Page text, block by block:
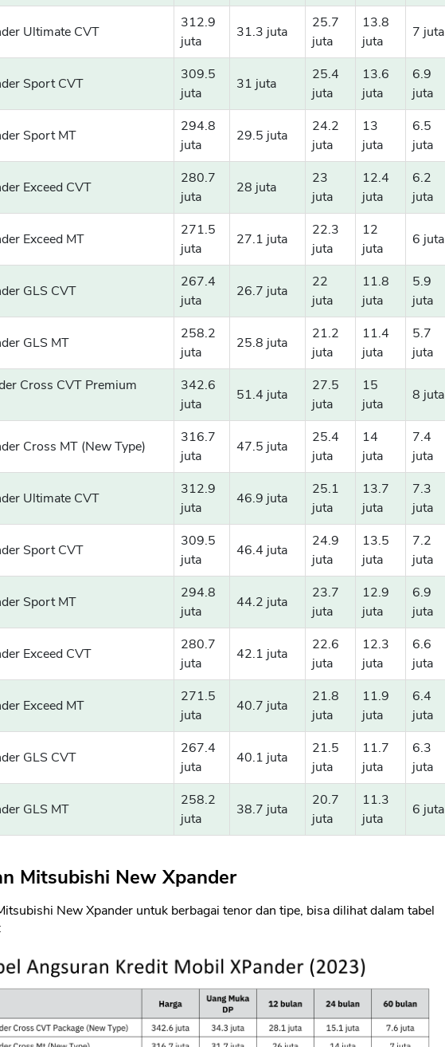
Ultimate CVT
312.9
juta
31.3 juta
25.7
juta
13.8
juta
7 juta
Sport CVT
309.5
juta
31 juta
25.4
juta
13.6
juta
6.9
juta
Sport MT
294.8
juta
29.5 juta
24.2
juta
13
juta
6.5
juta
Exceed CVT
280.7
juta
28 juta
23
juta
12.4
juta
6.2
juta
Exceed MT
271.5
juta
27.1 juta
22.3
juta
12
juta
6 juta
GLS CVT
267.4
juta
26.7 juta
22
juta
11.8
juta
5.9
juta
GLS MT
258.2
juta
25.8 juta
21.2
juta
11.4
juta
5.7
juta
Cross CVT Premium
342.6
juta
51.4 juta
27.5
juta
15
juta
8 juta
Cross MT (New Type)
316.7
juta
47.5 juta
25.4
juta
14
juta
7.4
juta
Ultimate CVT
312.9
juta
46.9 juta
25.1
juta
13.7
juta
7.3
juta
Sport CVT
309.5
juta
46.4 juta
24.9
juta
13.5
juta
7.2
juta
Sport MT
294.8
juta
44.2 juta
23.7
juta
12.9
juta
6.9
juta
Exceed CVT
280.7
juta
42.1 juta
22.6
juta
12.3
juta
6.6
juta
Exceed MT
271.5
juta
40.7 juta
21.8
juta
11.9
juta
6.4
juta
GLS CVT
267.4
juta
40.1 juta
21.5
juta
11.7
juta
6.3
juta
GLS MT
258.2
juta
38.7 juta
20.7
juta
11.3
juta
6 juta
Mitsubishi New Xpander
New Xpander untuk berbagai tenor dan tipe, bisa dilihat dalam tabel
CANCEL